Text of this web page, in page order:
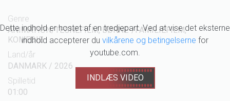
Dette indhold er hostet af en tredjepart. Ved at vise det eksterne
indhold accepterer du vilkårene og betingelserne for
youtube.com.
INDLÆS VIDEO
Genre
ANIMATION/TEGNEFILM, BØRNE-/FAMILIEFILM,
KOMEDIE
Land/år
DANMARK / 2026
Spilletid
01:00